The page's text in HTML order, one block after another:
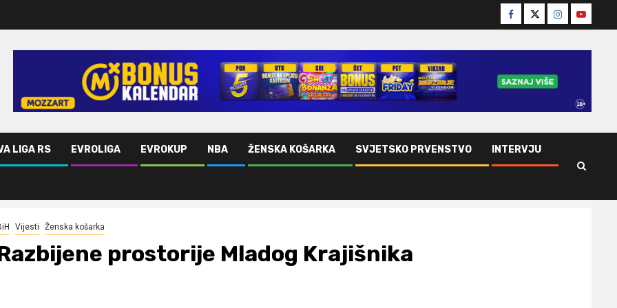
Facebook
TwitterInstagram
Youtube
LIGA RS EVROLIGA EVROKUP NBA ŽENSKA KOŠARKA SVJETSKO PRVENSTVO INTERVJU
Vijesti Ženska košarka
prostorije Mladog Krajišnika